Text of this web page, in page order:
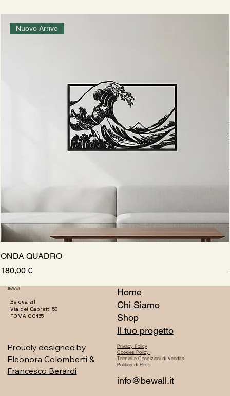
Nuovo Arrivo
ONDA QUADRO
Prezzo
180,00 €
Proudly designed by
Eleonora Colomberti &
Francesco Berardi
BeWall
Belova srl
Via dei Capretti 53
ROMA 00155
Home
Chi Siamo
Shop
Il tuo progetto
Privacy Policy
Cookies Policy
Termini e Condizioni di Vendita
Politica di Reso
info@bewall.it